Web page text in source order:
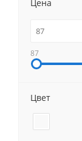
Цена
87
Цвет